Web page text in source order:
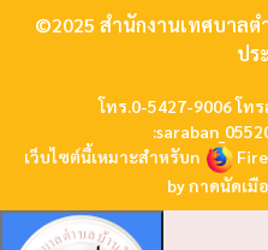
©2025 สำนักงานเทศบาล
ปร
โทร.0-5427-9006 โท
:
เว็บไซต์นี้เหมาะสำหรับn
byกาดนัดเมื